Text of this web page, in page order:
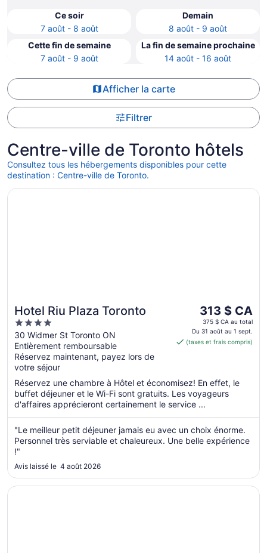
Ce soir
7 août - 8 août
Demain
8 août - 9 août
Cette fin de semaine
7 août - 9 août
La fin de semaine prochaine
14 août - 16 août
Afficher la carte
Filtrer
Centre-ville de Toronto hôtels
Consultez tous les hébergements disponibles pour cette
destination : Centre-ville de Toronto.
Hotel Riu Plaza Toronto
4
out
of
5
30 Widmer St Toronto ON
Entièrement remboursable
Réservez maintenant, payez lors de
votre séjour
Le
prix
est
de 313 $ CA
du 31
août
au 1
sept.
313 $ CA
375 $ CA au total
Du 31 août au 1 sept.
(taxes et frais compris)
Réservez une chambre à Hôtel et économisez! En effet, le
buffet déjeuner et le Wi-Fi sont gratuits. Les voyageurs
d'affaires apprécieront certainement le service ...
"Le meilleur petit déjeuner jamais eu avec un choix énorme.
Personnel très serviable et chaleureux. Une belle expérience
!"
Avis laissé le 4 août 2026
S’ouvre dans une nouvelle fenêtre
Hotel Riu Plaza Toronto
S’ouvre dans une nouvelle fenêtre
One King West Hotel & Residence